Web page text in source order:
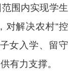
围内实现学生
对解决农村“控
女入学、留守
有力支撑。